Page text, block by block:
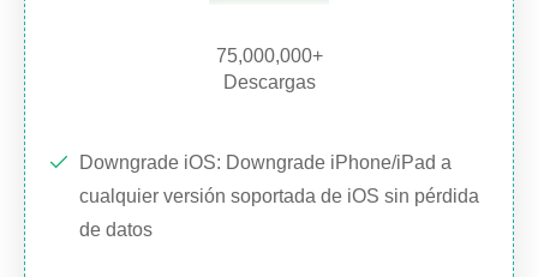
75,000,000+
Descargas
Downgrade iOS: Downgrade iPhone/iPad a
cualquier versión soportada de iOS sin pérdida
de datos